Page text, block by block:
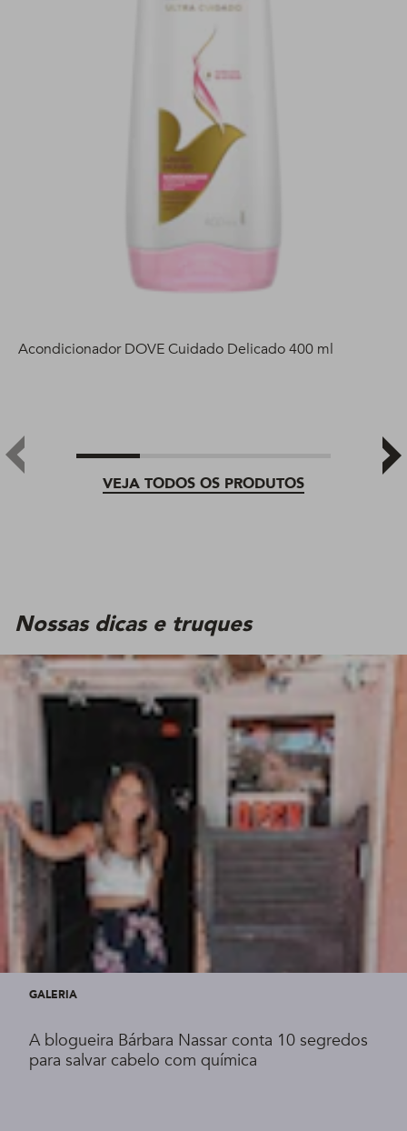
VEJA TODOS OS PRODUTOS
Acondicionador DOVE Cuidado Delicado 400 ml
Nossas dicas e truques
GALERIA
A blogueira Bárbara Nassar conta 10 segredos
para salvar cabelo com química